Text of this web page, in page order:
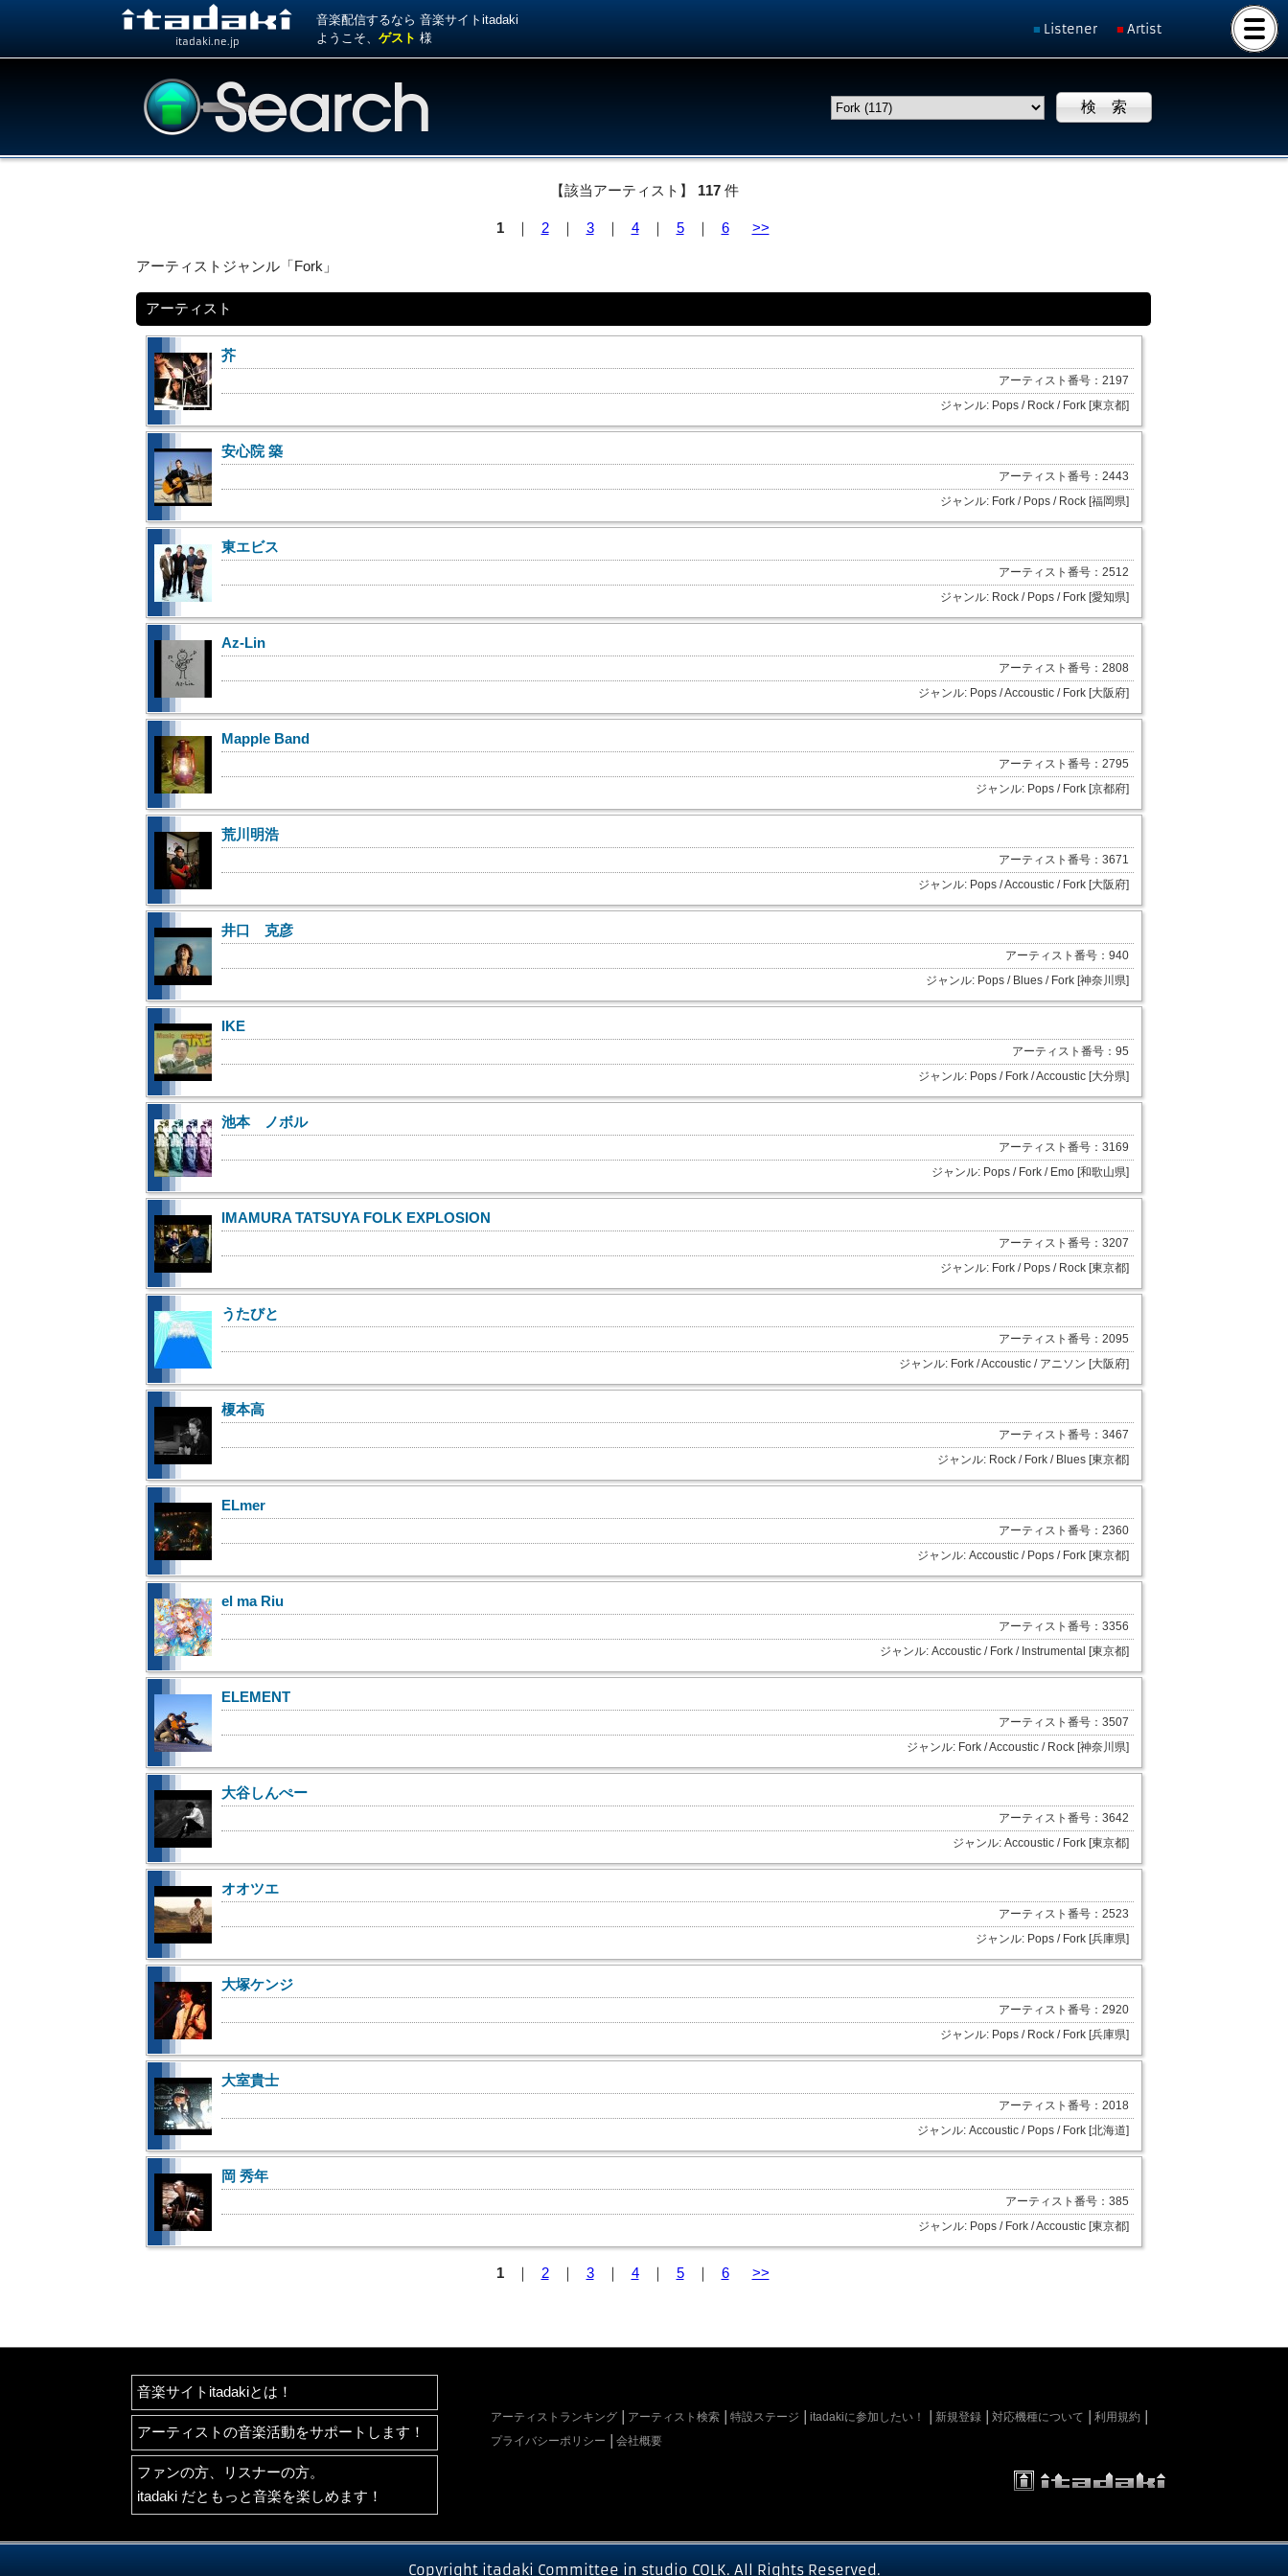
itadaki.ne.jp
音楽配信するなら 音楽サイトitadaki
ようこそ、ゲスト 様
Listener Artist
【該当アーティスト】 117件
1｜ 2｜ 3｜ 4｜ 5｜ 6 >>
アーティストジャンル「Fork」
アーティスト
芥
アーティスト番号：2197
ジャンル: Pops / Rock / Fork [東京都]
安心院 築
アーティスト番号：2443
ジャンル: Fork / Pops / Rock [福岡県]
東エビス
アーティスト番号：2512
ジャンル: Rock / Pops / Fork [愛知県]
Az-Lin
アーティスト番号：2808
ジャンル: Pops / Accoustic / Fork [大阪府]
Mapple Band
アーティスト番号：2795
ジャンル: Pops / Fork [京都府]
荒川明浩
アーティスト番号：3671
ジャンル: Pops / Accoustic / Fork [大阪府]
井口 克彦
アーティスト番号：940
ジャンル: Pops / Blues / Fork [神奈川県]
IKE
アーティスト番号：95
ジャンル: Pops / Fork / Accoustic [大分県]
池本 ノボル
アーティスト番号：3169
ジャンル: Pops / Fork / Emo [和歌山県]
IMAMURA TATSUYA FOLK EXPLOSION
アーティスト番号：3207
ジャンル: Fork / Pops / Rock [東京都]
うたびと
アーティスト番号：2095
ジャンル: Fork / Accoustic / アニソン [大阪府]
榎本高
アーティスト番号：3467
ジャンル: Rock / Fork / Blues [東京都]
ELmer
アーティスト番号：2360
ジャンル: Accoustic / Pops / Fork [東京都]
el ma Riu
アーティスト番号：3356
ジャンル: Accoustic / Fork / Instrumental [東京都]
ELEMENT
アーティスト番号：3507
ジャンル: Fork / Accoustic / Rock [神奈川県]
大谷しんぺー
アーティスト番号：3642
ジャンル: Accoustic / Fork [東京都]
オオツエ
アーティスト番号：2523
ジャンル: Pops / Fork [兵庫県]
大塚ケンジ
アーティスト番号：2920
ジャンル: Pops / Rock / Fork [兵庫県]
大室貴士
アーティスト番号：2018
ジャンル: Accoustic / Pops / Fork [北海道]
岡 秀年
アーティスト番号：385
ジャンル: Pops / Fork / Accoustic [東京都]
1｜ 2｜ 3｜ 4｜ 5｜ 6 >>
音楽サイトitadakiとは！
アーティストの音楽活動をサポートします！
ファンの方、リスナーの方。
itadaki だともっと音楽を楽しめます！
アーティストランキング アーティスト検索 特設ステージ itadakiに参加したい！ 新規登録 対応機種について
利用規約
プライバシーポリシー
会社概要
Copyright itadaki Committee in studio COLK. All Rights Reserved.